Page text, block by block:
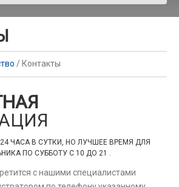
/ Контакты
ЧАСА В СУТКИ, НО ЛУЧШЕЕ ВРЕМЯ ДЛЯ
ПО СУББОТУ С 10 ДО 21 .
с нашими специалистами